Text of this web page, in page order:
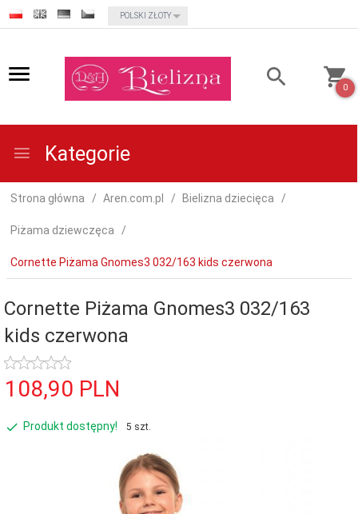
currency_h
POLSKI ZŁOTY
0
Kategorie
Strona główna Aren.com.pl Bielizna dziecięca
Piżama dziewczęca
Cornette Piżama Gnomes3 032/163 kids czerwona
Cornette Piżama Gnomes3 032/163
kids czerwona
108,90 PLN
Produkt dostępny! 5 szt.